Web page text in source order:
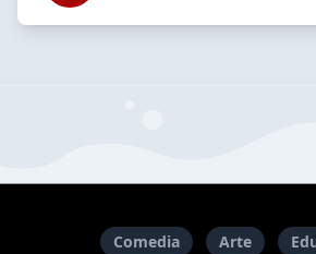
Comedia Arte